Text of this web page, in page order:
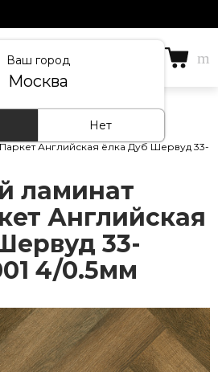
Ваш город
Москва
Нет
Кварцевый ламинат
Английская ёлка Дуб Шервуд 33-
ламинат
Английская
33-
4/0.5мм